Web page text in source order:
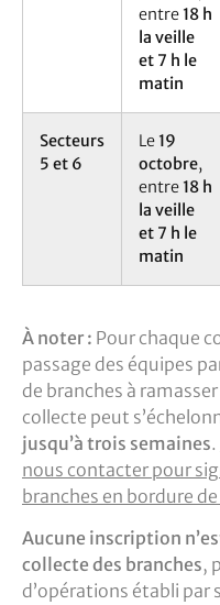
entre 18 h
la veille
et 7 h le
matin
Secteurs
5 et 6
Le 19
octobre,
entre 18 h
la veille
et 7 h le
matin
À noter : Pour chaque
passage des équipes
de branches à
collecte peut
jusqu’à trois semaines.
nous contacter pour
branches en bordure de
Aucune inscription
collecte des branches,
d’opérations établi par